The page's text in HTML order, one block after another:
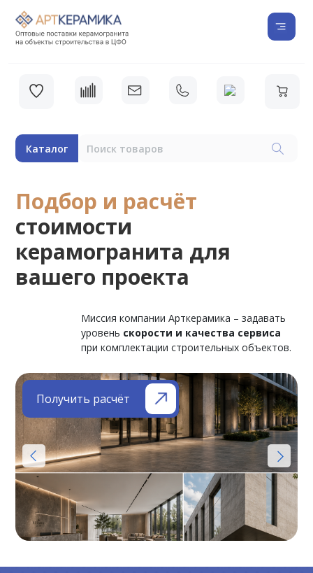
Каталог
Подбор и расчёт
стоимости
керамогранита для
вашего проекта
Миссия компании Арткерамика – задавать
уровень скорости и качества сервиса
при комплектации строительных объектов.
Получить расчёт